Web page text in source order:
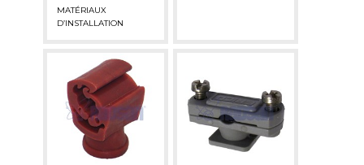
MATÉRIAUX
D’INSTALLATION